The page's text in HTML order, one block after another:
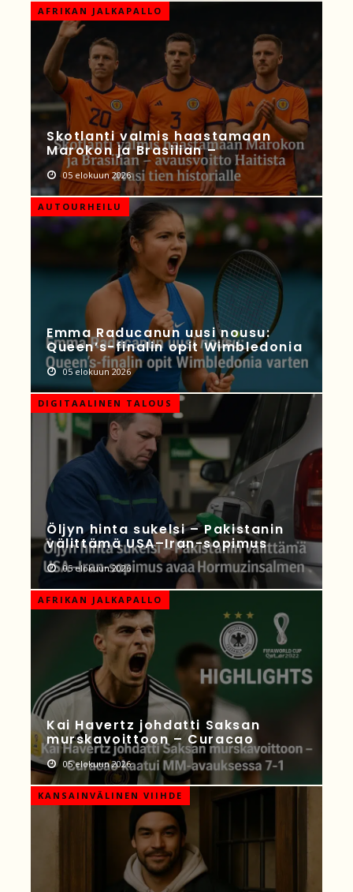
AFRIKAN JALKAPALLO
Skotlanti valmis haastamaan
Marokon ja Brasilian –
05 elokuun 2026
AUTOURHEILU
Emma Raducanun uusi nousu:
Queen’s-finalin opit Wimbledonia
05 elokuun 2026
DIGITAALINEN TALOUS
Öljyn hinta sukelsi – Pakistanin
välittämä USA–Iran-sopimus
05 elokuun 2026
AFRIKAN JALKAPALLO
Kai Havertz johdatti Saksan
murskavoittoon – Curacao
05 elokuun 2026
KANSAINVÄLINEN VIIHDE